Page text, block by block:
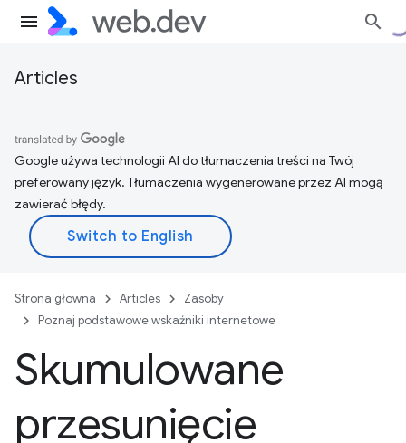
Articles
Google używa technologii AI do tłumaczenia treści na Twój
preferowany język. Tłumaczenia wygenerowane przez AI mogą
zawierać błędy.
Strona główna Articles
Zasoby
Poznaj podstawowe wskaźniki internetowe
Skumulowane
przesunięcie